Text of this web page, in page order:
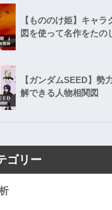
【もののけ姫】キャラ
図を使って名作をたの
【ガンダムSEED】勢
解できる人物相関図
ゴリー